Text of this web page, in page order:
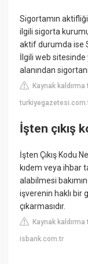
Sigortamın
ilgili sigorta
aktif durumda ise
İlgili web
alanından
Kaynak kaldırma
İşten çıkış
İşten Çıkış Kodu
kıdem veya ihbar
alabilmesi
işverenin haklı bir
çıkarmasıdır.
Kaynak kaldırma
isbank.com.tr